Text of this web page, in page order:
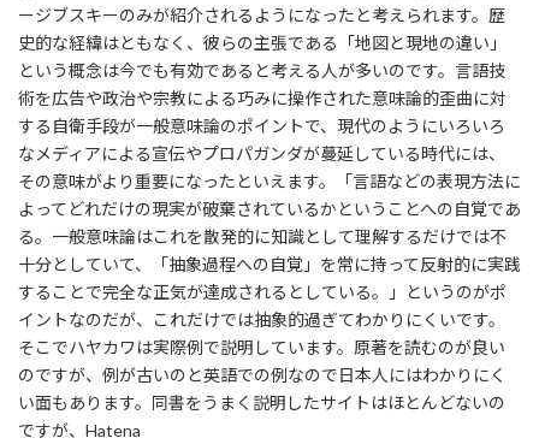
ージブスキーのみが紹介されるようになったと考えられます。歴
史的な経緯はともなく、彼らの主張である「地図と現地の違い」
という概念は今でも有効であると考える人が多いのです。言語技
術を広告や政治や宗教による巧みに操作された意味論的歪曲に対
する自衛手段が一般意味論のポイントで、現代のようにいろいろ
なメディアによる宣伝やプロパガンダが蔓延している時代には、
その意味がより重要になったといえます。「言語などの表現方法に
よってどれだけの現実が破棄されているかということへの自覚であ
る。一般意味論はこれを散発的に知識として理解するだけでは不
十分としていて、「抽象過程への自覚」を常に持って反射的に実践
することで完全な正気が達成されるとしている。」というのがポ
イントなのだが、これだけでは抽象的過ぎてわかりにくいです。
そこでハヤカワは実際例で説明しています。原著を読むのが良い
のですが、例が古いのと英語での例なので日本人にはわかりにく
い面もあります。同書をうまく説明したサイトはほとんどないの
ですが、Hatena